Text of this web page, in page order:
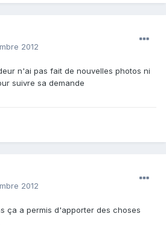
2012
n'ai pas fait de nouvelles photos ni
suivre sa demande
2012
ça a permis d'apporter des choses